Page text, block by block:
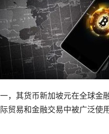
，其货币新加坡元在全球金
贸易和金融交易中被广泛使用